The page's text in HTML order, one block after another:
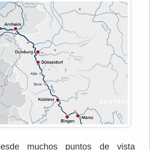
muchos puntos de vista